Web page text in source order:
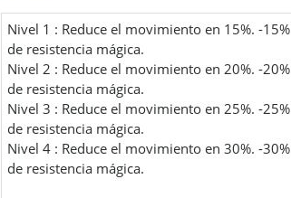
Nivel 1 : Reduce el movimiento en 15%. -15%
de resistencia mágica.
Nivel 2 : Reduce el movimiento en 20%. -20%
de resistencia mágica.
Nivel 3 : Reduce el movimiento en 25%. -25%
de resistencia mágica.
Nivel 4 : Reduce el movimiento en 30%. -30%
de resistencia mágica.